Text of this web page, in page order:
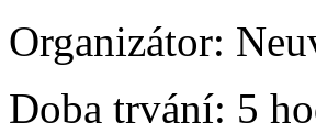
Organizátor:
Doba trvání: 5